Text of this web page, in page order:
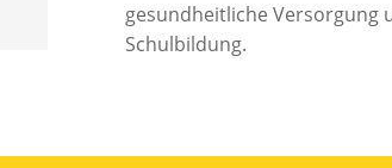
gesundheitliche Versorgung
Schulbildung.